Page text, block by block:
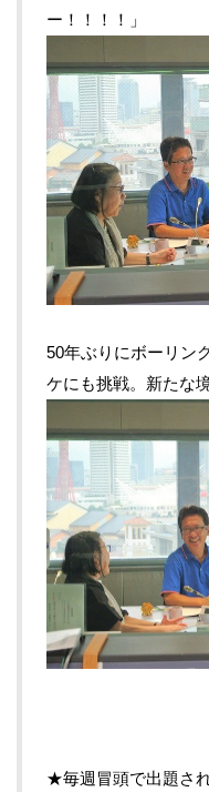
ー！！！！」
50年ぶりにボーリン
ケにも挑戦。新たな
★毎週冒頭で出題さ